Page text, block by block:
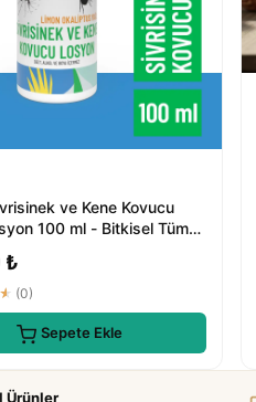
ve Kene Kovucu
100 ml - Bitkisel Tüm
₺
(0)
Sepete Ekle
Ürünler